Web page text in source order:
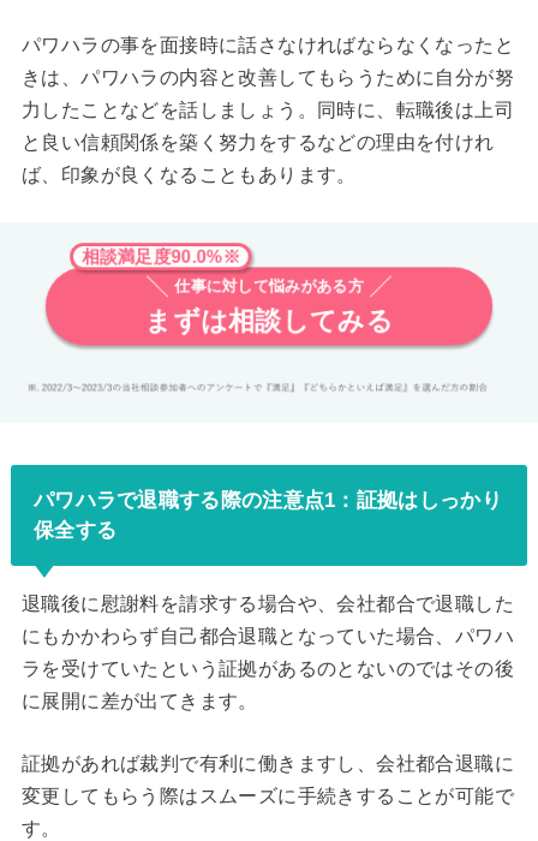
パワハラの事を面接時に話さなければならなくなったと
きは、パワハラの内容と改善してもらうために自分が努
力したことなどを話しましょう。同時に、転職後は上司
と良い信頼関係を築く努力をするなどの理由を付けれ
ば、印象が良くなることもあります。
相談満足度90.0%※
仕事に対して悩みがある方
まずは相談してみる
パワハラで退職する際の注意点1：証拠はしっかり
保全する
退職後に慰謝料を請求する場合や、会社都合で退職した
にもかかわらず自己都合退職となっていた場合、パワハ
ラを受けていたという証拠があるのとないのではその後
に展開に差が出てきます。
証拠があれば裁判で有利に働きますし、会社都合退職に
変更してもらう際はスムーズに手続きすることが可能で
す。